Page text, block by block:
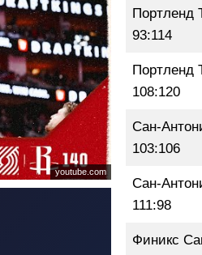
youtube.com
Портленд
93:114
Портленд
108:120
Сан-
103:106
Сан-
111:98
Финикс